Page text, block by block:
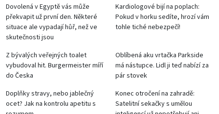
Dovolená v Egyptě vás může
překvapit už první den. Některé
situace ale vypadají hůř, než ve
skutečnosti jsou
Kardiologové bijí na poplach:
Pokud v horku sedíte, hrozí vám
tohle tiché nebezpečí!
Z bývalých veřejných toalet
vybudoval hit. Burgermeister míří
do Česka
Oblíbená aku vrtačka Parkside
má nástupce. Lidl ji teď nabízí za
pár stovek
Doplňky stravy, nebo jablečný
ocet? Jak na kontrolu apetitu s
Konec otročení na zahradě:
Satelitní sekačky s umělou